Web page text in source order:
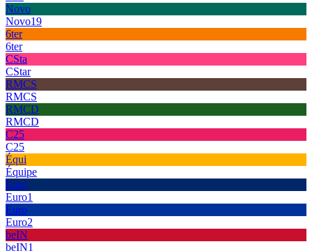
Novo
Novo19
6ter
6ter
CSta
CStar
RMCS
RMCS
RMCD
RMCD
C25
C25
Équi
Équipe
Euro
Euro1
Euro
Euro2
beIN
beIN1